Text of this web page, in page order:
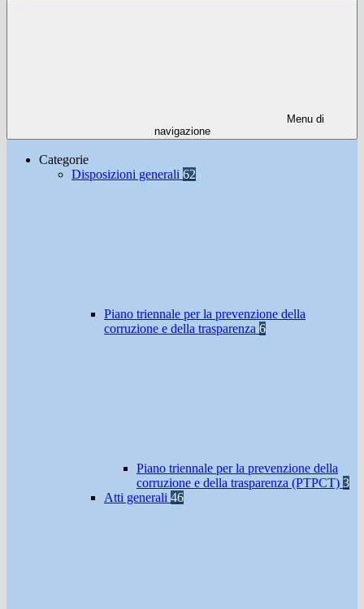
Menu di
navigazione
Categorie
Disposizioni generali 62
Piano triennale per la prevenzione della
corruzione e della trasparenza 6
Piano triennale per la prevenzione della
corruzione e della trasparenza (PTPCT) 3
Atti generali 46